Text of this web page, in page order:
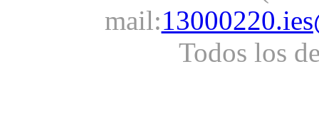
mail:
Todos los